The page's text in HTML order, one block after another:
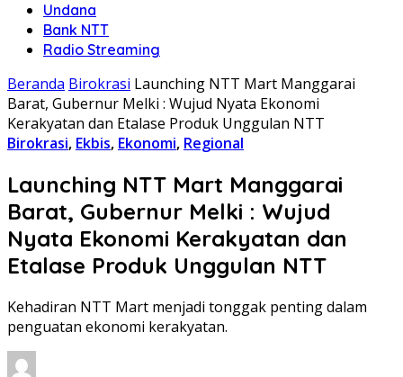
Undana
Bank NTT
Radio Streaming
Beranda Birokrasi Launching NTT Mart Manggarai
Barat, Gubernur Melki : Wujud Nyata Ekonomi
Kerakyatan dan Etalase Produk Unggulan NTT
Birokrasi, Ekbis, Ekonomi, Regional
Launching NTT Mart Manggarai
Barat, Gubernur Melki : Wujud
Nyata Ekonomi Kerakyatan dan
Etalase Produk Unggulan NTT
Kehadiran NTT Mart menjadi tonggak penting dalam
penguatan ekonomi kerakyatan.